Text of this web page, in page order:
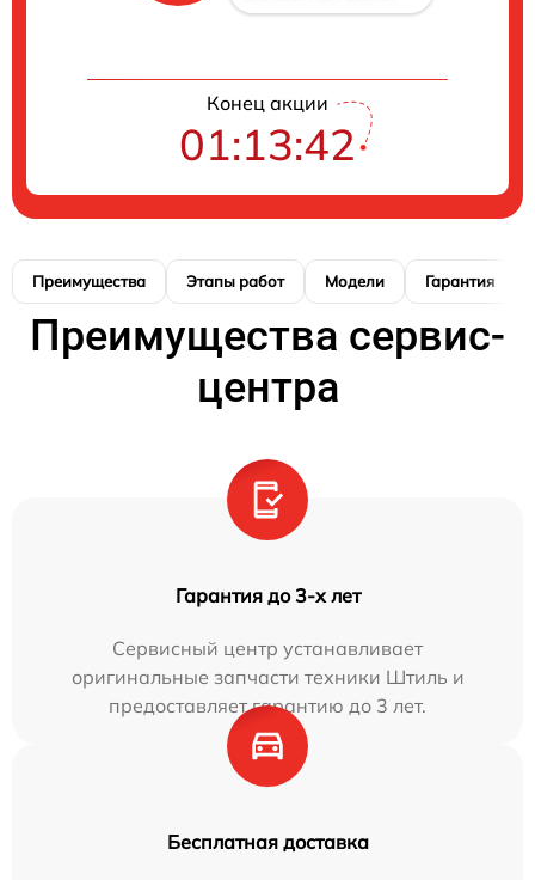
Конец акции
01:13:41
Преимущества Этапы работ Модели Гарантия
Преимущества сервис-
центра
Гарантия до 3-х лет
Сервисный центр устанавливает
оригинальные запчасти техники Штиль и
предоставляет гарантию до 3 лет.
Бесплатная доставка